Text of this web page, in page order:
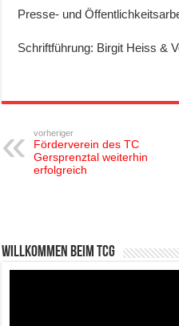
Presse- und
Schriftführung: Birgit Heiss &
vorheriger
Förderverein des TC
Gersprenztal weiterhin
erfolgreich
Willkommen beim TCG